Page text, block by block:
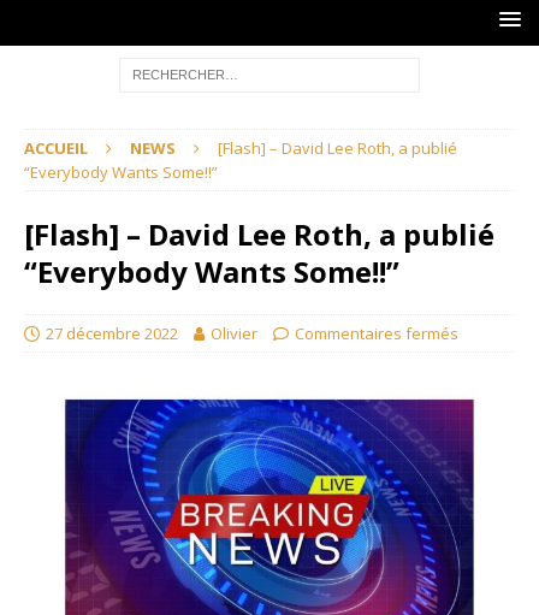
ACCUEIL NEWS
[Flash] – David Lee Roth, a publié
“Everybody Wants Some!!”
[Flash] – David Lee Roth, a publié
“Everybody Wants Some!!”
27 décembre 2022 Olivier Commentaires fermés